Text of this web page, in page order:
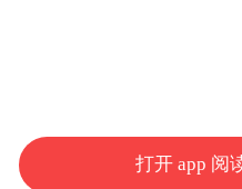
治责任和社会担当
字化产品供给，进
打开 app 阅